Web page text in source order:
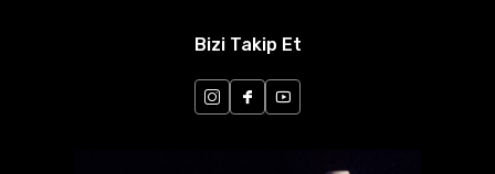
Bizi Takip Et